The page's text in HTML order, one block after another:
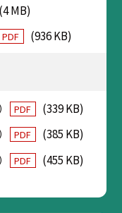
(4 MB)
PDF (936 KB)
PDF
(339 KB)
PDF
(385 KB)
PDF (455 KB)